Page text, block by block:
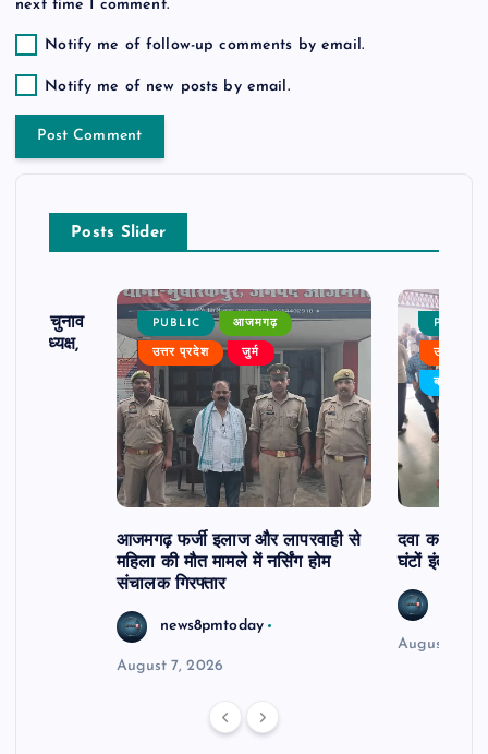
next time I comment.
Notify me of follow-up comments by email.
Notify me of new posts by email.
Posts Slider
का चुनाव
बने अध्यक्ष,
PUBLIC आजमगढ़
उत्तर प्रदेश जुर्म
आजमगढ़ फर्जी इलाज और लापरवाही से
महिला की मौत मामले में नर्सिंग होम
संचालक गिरफ्तार
news8pmtoday
August 7, 2026
PUBLIC
उत्तर
बड़ी खबर
दवा कक्ष में
घंटों इंतजार
August 6,